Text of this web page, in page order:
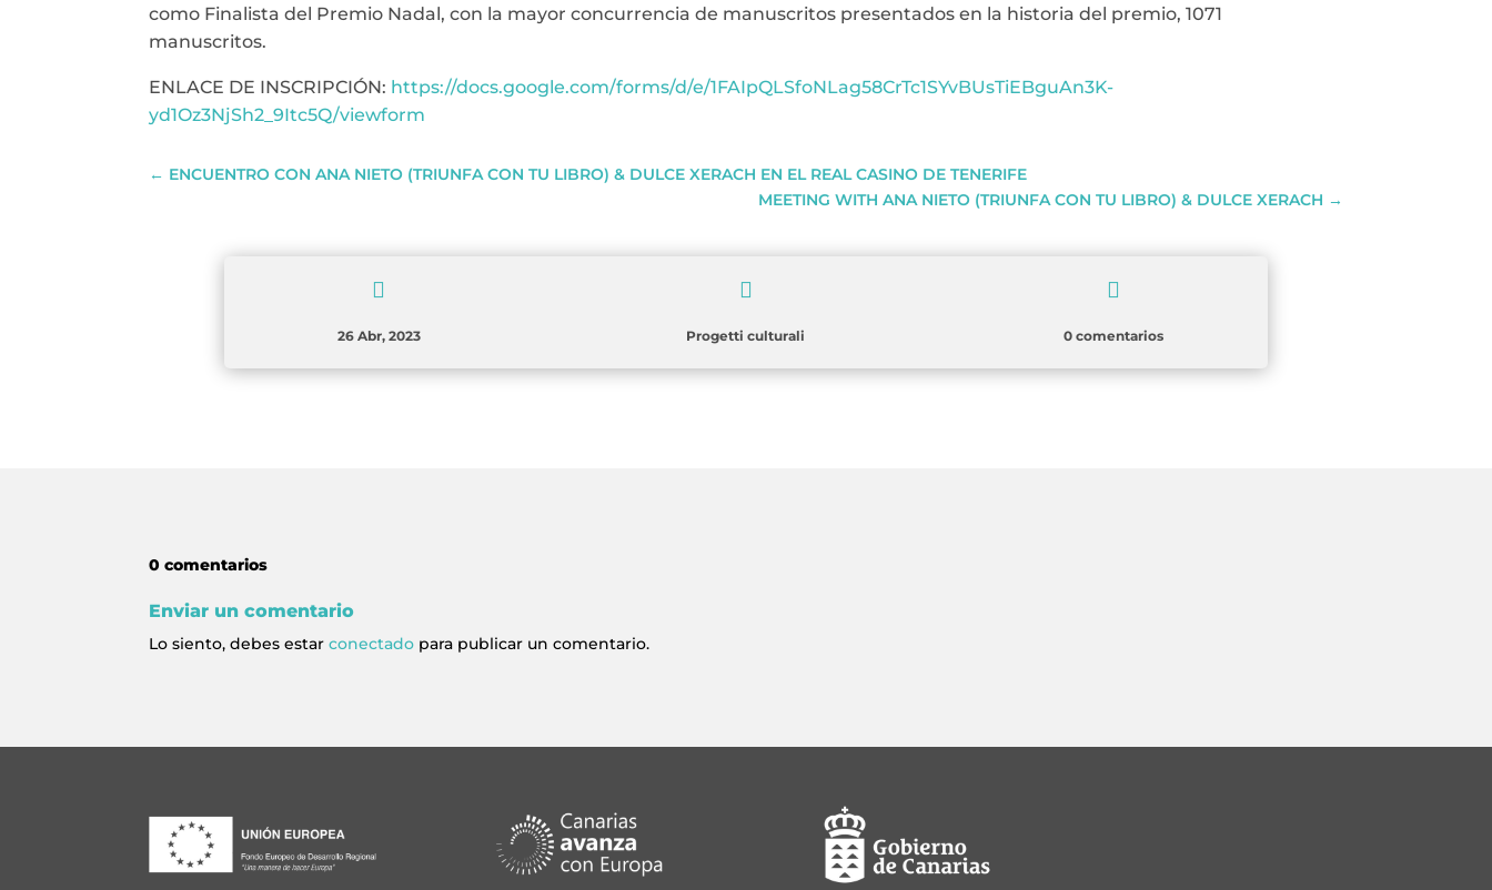
como Finalista del Premio Nadal, con la mayor concurrencia de manuscritos presentados en la historia del premio, 1071
manuscritos.
ENLACE DE INSCRIPCIÓN: https://docs.google.com/forms/d/e/1FAIpQLSfoNLag58CrTc1SYvBUsTiEBguAn3K-
yd1Oz3NjSh2_9Itc5Q/viewform
← ENCUENTRO CON ANA NIETO (TRIUNFA CON TU LIBRO) & DULCE XERACH EN EL REAL CASINO DE TENERIFE
MEETING WITH ANA NIETO (TRIUNFA CON TU LIBRO) & DULCE XERACH →

26 Abr, 2023

Progetti culturali

0 comentarios
0 comentarios
Enviar un comentario
Lo siento, debes estarconectado para publicar un comentario.